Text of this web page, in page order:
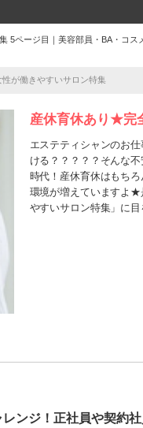
5ページ目｜美容部員・BA・コス
が働きやすいサロン特集
産休育休あり★完
エステティシャンのお
ける？？？？？そんな
時代！産休育休はもち
環境が増えていますよ★
やすいサロン特集」に
ンジ！正社員や契約